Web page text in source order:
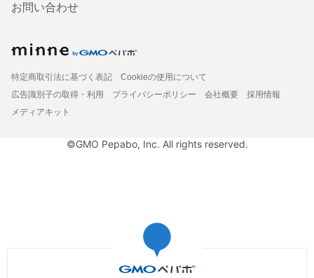
お問い合わせ
特定商取引法に基づく表記
Cookieの使用について
広告識別子の取得・利用
プライバシーポリシー 会社概要
採用情報
メディアキット
©GMO Pepabo, Inc. All rights reserved.